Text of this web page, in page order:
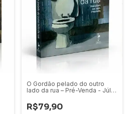
O Gordão pelado do outro
lado da rua – Pré-Venda - Júlio
R$79,90